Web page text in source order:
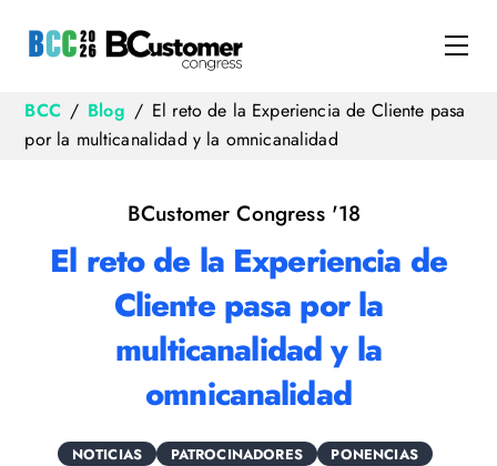
BCC / Blog / El reto de la Experiencia de Cliente pasa
por la multicanalidad y la omnicanalidad
BCustomer Congress '18
El reto de la Experiencia de
Cliente pasa por la
multicanalidad y la
omnicanalidad
NOTICIAS PATROCINADORES PONENCIAS